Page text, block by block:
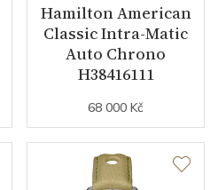
Hamilton American
Classic Intra-Matic
Auto Chrono
H38416111
68 000 Kč